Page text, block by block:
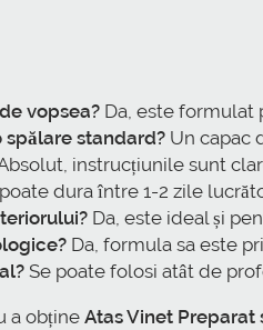
vopsea? Da, este formulat
standard? Un capac
instrucțiunile sunt
dura între 1-2 zile
Da, este ideal și
Da, formula sa este
Se poate folosi atât de
a obține Atas Vinet Preparat